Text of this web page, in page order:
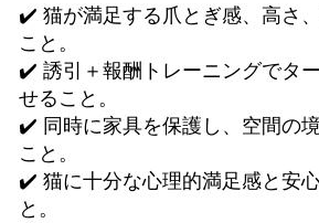
✔️ 猫が満足する爪とぎ感、高さ
こと。
✔️ 誘引＋報酬トレーニングでタ
せること。
✔️ 同時に家具を保護し、空間の
こと。
✔️ 猫に十分な心理的満足感と安
と。